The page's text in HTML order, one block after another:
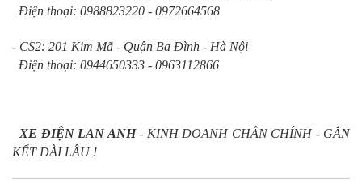
Điện thoại: 0988823220 - 0972664568
- CS2: 201 Kim Mã - Quận Ba Đình - Hà Nội
Điện thoại: 0944650333 - 0963112866
XE ĐIỆN LAN ANH- KINH DOANH CHÂN CHÍNH - GẮN
KẾT DÀI LÂU !